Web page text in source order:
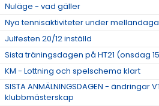
Nuläge - vad gäller
Nya tennisaktiviteter under
Julfesten 20/12 inställd
Sista träningsdagen på HT21 (onsdag
KM - Lottning och spelschema klart
SISTA ANMÄLNINGSDAGEN - ändringar
klubbmästerskap